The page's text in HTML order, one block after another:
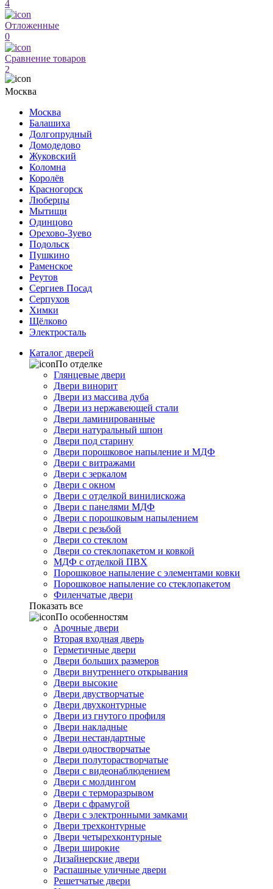
4
Отложенные
0
Сравнение товаров
2
Москва
Москва
Балашиха
Долгопрудный
Домодедово
Жуковский
Коломна
Королёв
Красногорск
Люберцы
Мытищи
Одинцово
Орехово-Зуево
Подольск
Пушкино
Раменское
Реутов
Сергиев Посад
Серпухов
Химки
Щёлково
Электросталь
Каталог дверей
По отделке
Глянцевые двери
Двери винорит
Двери из массива дуба
Двери из нержавеющей стали
Двери ламинированные
Двери натуральный шпон
Двери под старину
Двери порошковое напыление и МДФ
Двери с витражами
Двери с зеркалом
Двери с окном
Двери с отделкой винилискожа
Двери с панелями МДФ
Двери с порошковым напылением
Двери с резьбой
Двери со стеклом
Двери со стеклопакетом и ковкой
МДФ с отделкой ПВХ
Порошковое напыление с элементами ковки
Порошковое напыление со стеклопакетом
Филенчатые двери
Показать все
По особенностям
Арочные двери
Вторая входная дверь
Герметичные двери
Двери больших размеров
Двери внутреннего открывания
Двери высокие
Двери двустворчатые
Двери двухконтурные
Двери из гнутого профиля
Двери накладные
Двери нестандартные
Двери одностворчатые
Двери полуторастворчатые
Двери с видеонаблюдением
Двери с молдингом
Двери с терморазрывом
Двери с фрамугой
Двери с электронными замками
Двери трехконтурные
Двери четырехконтурные
Двери широкие
Дизайнерские двери
Распашные уличные двери
Решетчатые двери